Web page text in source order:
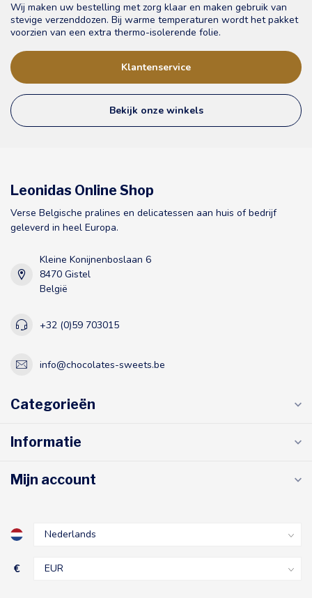
Wij maken uw bestelling met zorg klaar en maken gebruik van
stevige verzenddozen. Bij warme temperaturen wordt het pakket
voorzien van een extra thermo-isolerende folie.
Klantenservice
Bekijk onze winkels
Leonidas Online Shop
Verse Belgische pralines en delicatessen aan huis of bedrijf
geleverd in heel Europa.
Kleine Konijnenboslaan 6
8470 Gistel
België
+32 (0)59 703015
info@chocolates-sweets.be
Categorieën
Informatie
Mijn account
€